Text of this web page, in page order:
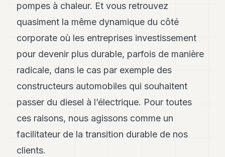
pompes à chaleur. Et vous retrouvez
quasiment la même dynamique du côté
corporate où les entreprises investissement
pour devenir plus durable, parfois de manière
radicale, dans le cas par exemple des
constructeurs automobiles qui souhaitent
passer du diesel à l’électrique. Pour toutes
ces raisons, nous agissons comme un
facilitateur de la transition durable de nos
clients.